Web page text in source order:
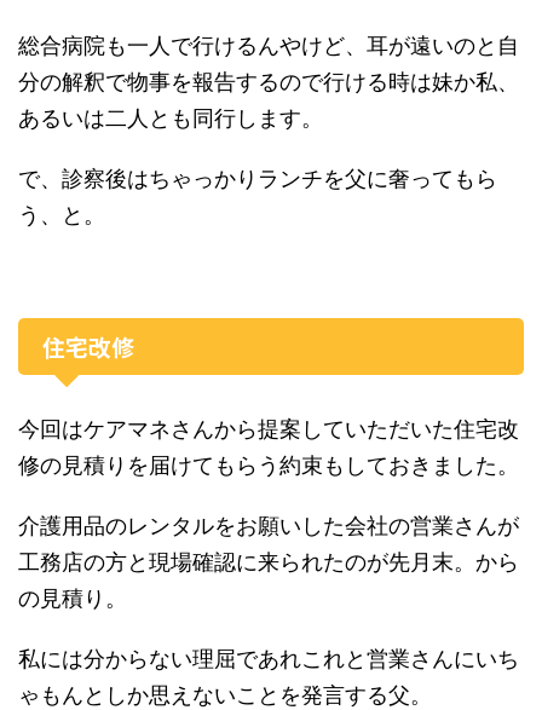
総合病院も一人で行けるんやけど、耳が遠いのと自
分の解釈で物事を報告するので行ける時は妹か私、
あるいは二人とも同行します。
で、診察後はちゃっかりランチを父に奢ってもら
う、と。
住宅改修
今回はケアマネさんから提案していただいた住宅改
修の見積りを届けてもらう約束もしておきました。
介護用品のレンタルをお願いした会社の営業さんが
工務店の方と現場確認に来られたのが先月末。から
の見積り。
私には分からない理屈であれこれと営業さんにいち
ゃもんとしか思えないことを発言する父。